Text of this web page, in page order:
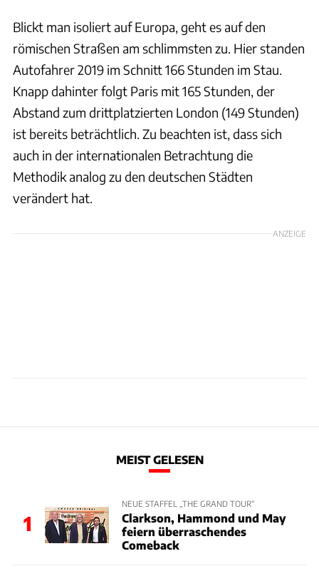
Blickt man isoliert auf Europa, geht es auf den
römischen Straßen am schlimmsten zu. Hier standen
Autofahrer 2019 im Schnitt 166 Stunden im Stau.
Knapp dahinter folgt Paris mit 165 Stunden, der
Abstand zum drittplatzierten London (149 Stunden)
ist bereits beträchtlich. Zu beachten ist, dass sich
auch in der internationalen Betrachtung die
Methodik analog zu den deutschen Städten
verändert hat.
ANZEIGE
MEIST GELESEN
1
NEUE STAFFEL „THE GRAND TOUR“
Clarkson, Hammond und May
feiern überraschendes
Comeback